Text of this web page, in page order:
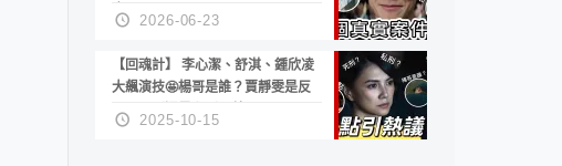
度？😍
2026-06-23
【回魂計】 李心潔、舒淇、鍾欣凌
大飆演技🤩楊哥是誰？賈靜雯是反
派？死刑還是私刑正義
2025-10-15